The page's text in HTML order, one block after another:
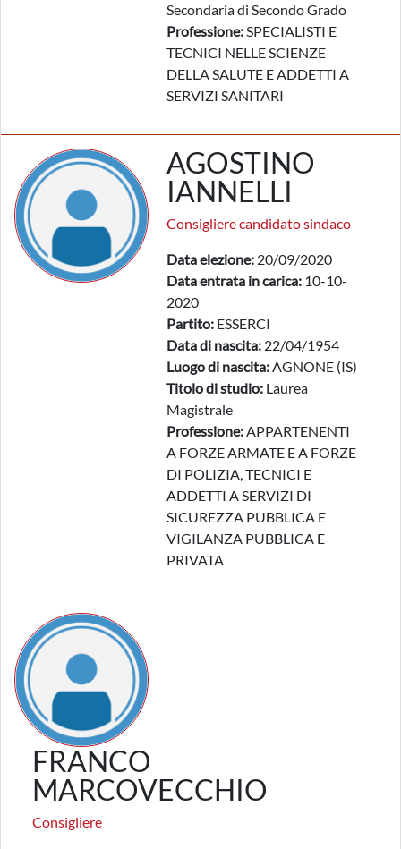
Secondaria di Secondo Grado
Professione:SPECIALISTI E
TECNICI NELLE SCIENZE
DELLA SALUTE E ADDETTI A
SERVIZI SANITARI
AGOSTINO
IANNELLI
Consigliere candidato sindaco
Data elezione: 20/09/2020
Data entrata in carica: 10-10-
2020
Partito: ESSERCI
Data di nascita: 22/04/1954
Luogo di nascita:AGNONE (IS)
Titolo di studio: Laurea
Magistrale
Professione:APPARTENENTI
A FORZE ARMATE E A FORZE
DI POLIZIA, TECNICI E
ADDETTI A SERVIZI DI
SICUREZZA PUBBLICA E
VIGILANZA PUBBLICA E
PRIVATA
FRANCO
MARCOVECCHIO
Consigliere